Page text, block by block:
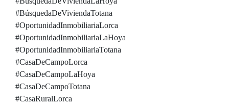
#BúsquedaDeViviendaTotana
#OportunidadInmobiliariaLorca
#OportunidadInmobiliariaLaHoya
#OportunidadInmobiliariaTotana
#CasaDeCampoLorca
#CasaDeCampoLaHoya
#CasaDeCampoTotana
#CasaRuralLorca